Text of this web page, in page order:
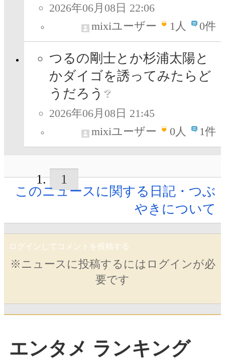
2026年06月08日 22:06
mixiユーザー
1人 0件
つるの剛士とか杉浦太陽と
かダイゴを誘ってみたらど
うだろう
2026年06月08日 21:45
mixiユーザー
0人 1件
1
このニュースに関する日記・つぶ
やきについて
ログインしてコメントを投稿する
※ニュースに投稿するにはログインが必
要です
エンタメ ランキング